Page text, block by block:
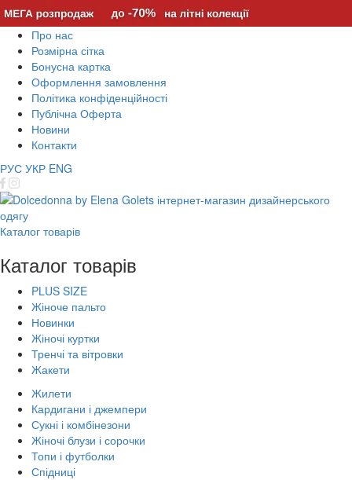
Про нас
Розмірна сітка
Бонусна картка
Оформлення замовлення
Політика конфіденційності
Публічна Оферта
Новини
Контакти
РУС УКР ENG
Каталог товарів
Каталог товарів
PLUS SIZE
Жіноче пальто
Новинки
Жіночі куртки
Тренчі та вітровки
Жакети
Жилети
Кардигани і джемпери
Сукні і комбінезони
Жіночі блузи і сорочки
Топи і футболки
Спідниці